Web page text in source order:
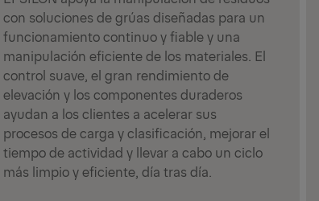
con soluciones de grúas diseñadas para un
funcionamiento continuo y fiable y una
manipulación eficiente de los materiales. El
control suave, el gran rendimiento de
elevación y los componentes duraderos
ayudan a los clientes a acelerar sus
procesos de carga y clasificación, mejorar el
tiempo de actividad y llevar a cabo un ciclo
más limpio y eficiente, día tras día.